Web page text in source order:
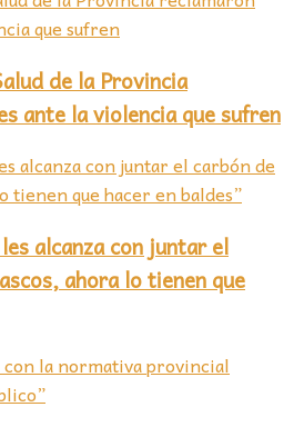
de la Provincia
ante la violencia que sufren
alcanza con juntar el
ahora lo tienen que